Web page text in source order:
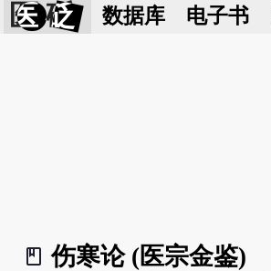
医 砭 数据库 电子书
book_2
伤寒论 (医宗金鉴)